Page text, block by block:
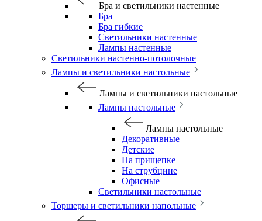
Бра и светильники настенные
Бра
Бра гибкие
Светильники настенные
Лампы настенные
Светильники настенно-потолочные
Лампы и светильники настольные
Лампы и светильники настольные
Лампы настольные
Лампы настольные
Декоративные
Детские
На прищепке
На струбцине
Офисные
Светильники настольные
Торшеры и светильники напольные